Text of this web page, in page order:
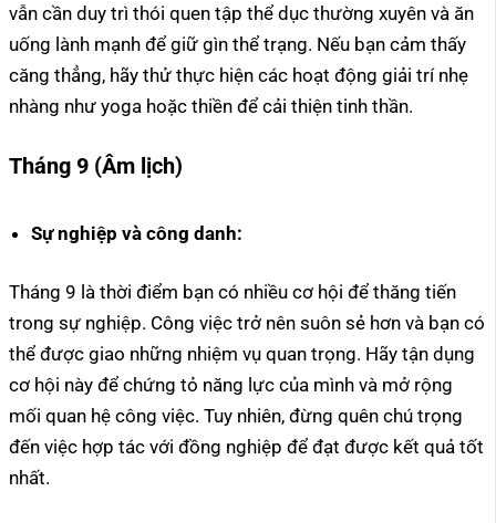
vẫn cần duy trì thói quen tập thể dục thường xuyên và ăn
uống lành mạnh để giữ gìn thể trạng. Nếu bạn cảm thấy
căng thẳng, hãy thử thực hiện các hoạt động giải trí nhẹ
nhàng như yoga hoặc thiền để cải thiện tinh thần.
Tháng 9 (Âm lịch)
Sự nghiệp và công danh:
Tháng 9 là thời điểm bạn có nhiều cơ hội để thăng tiến
trong sự nghiệp. Công việc trở nên suôn sẻ hơn và bạn có
thể được giao những nhiệm vụ quan trọng. Hãy tận dụng
cơ hội này để chứng tỏ năng lực của mình và mở rộng
mối quan hệ công việc. Tuy nhiên, đừng quên chú trọng
đến việc hợp tác với đồng nghiệp để đạt được kết quả tốt
nhất.